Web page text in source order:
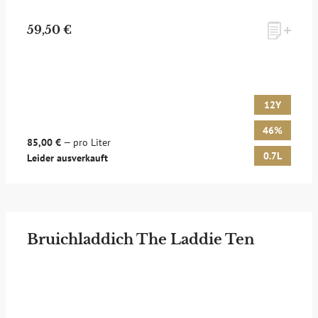
59,50 €
85,00 € — pro Liter
Leider ausverkauft
12Y
46%
0.7L
Bruichladdich The Laddie Ten